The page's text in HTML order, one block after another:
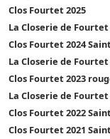
Clos Fourtet 2025
La Closerie de
Clos Fourtet 2024
La Closerie de Fourtet
Clos Fourtet 2023
La Closerie de Fourtet
Clos Fourtet 2022
Clos Fourtet 2021